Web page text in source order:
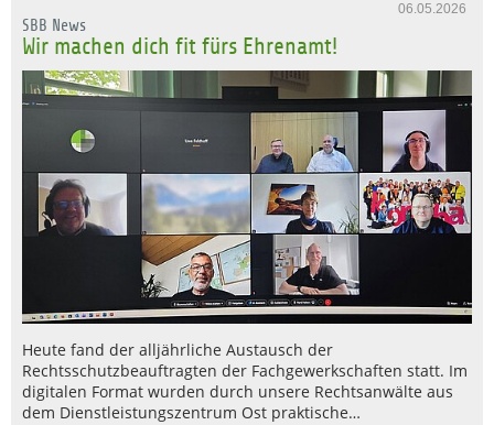
06.05.2026
SBB News
Wir machen dich fit fürs Ehrenamt!
Heute fand der alljährliche Austausch der
Rechtsschutzbeauftragten der Fachgewerkschaften statt. Im
digitalen Format wurden durch unsere Rechtsanwälte aus
dem Dienstleistungszentrum Ost praktische…